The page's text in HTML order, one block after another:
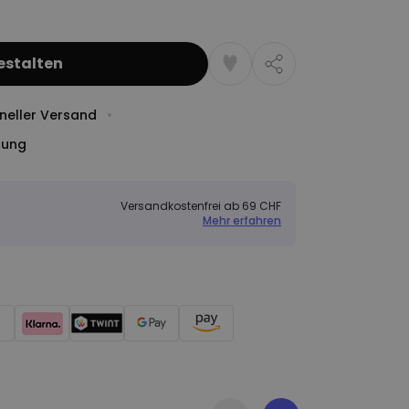
Versand
Versandkostenfrei ab 69 CHF
Mehr erfahren